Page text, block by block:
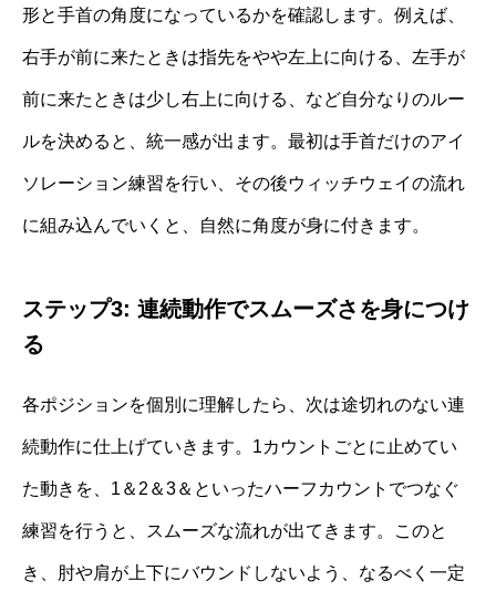
形と手首の角度になっているかを確認します。例えば、
右手が前に来たときは指先をやや左上に向ける、左手が
前に来たときは少し右上に向ける、など自分なりのルー
ルを決めると、統一感が出ます。最初は手首だけのアイ
ソレーション練習を行い、その後ウィッチウェイの流れ
に組み込んでいくと、自然に角度が身に付きます。
ステップ3: 連続動作でスムーズさを身につけ
る
各ポジションを個別に理解したら、次は途切れのない連
続動作に仕上げていきます。1カウントごとに止めてい
た動きを、1＆2＆3＆といったハーフカウントでつなぐ
練習を行うと、スムーズな流れが出てきます。このと
き、肘や肩が上下にバウンドしないよう、なるべく一定